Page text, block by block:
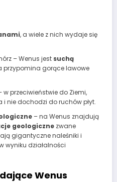
, a wiele z nich wydaje się
– Wenus jest suchą
przypomina gorące lawowe
w przeciwieństwie do Ziemi,
nie dochodzi do ruchów płyt.
– na Wenus znajdują
geologicznezwane
gigantyczne naleśniki i
wyniku działalności
Wenus